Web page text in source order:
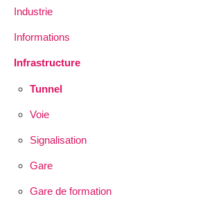
Industrie
Informations
Infrastructure
Tunnel
Voie
Signalisation
Gare
Gare de formation